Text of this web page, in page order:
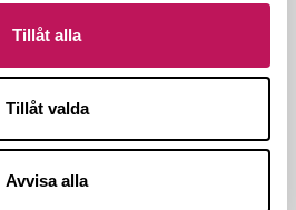
Tillåt alla
Tillåt valda
Avvisa alla